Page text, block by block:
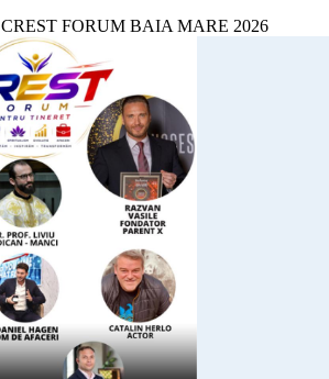
CREST FORUM BAIA MARE 2026